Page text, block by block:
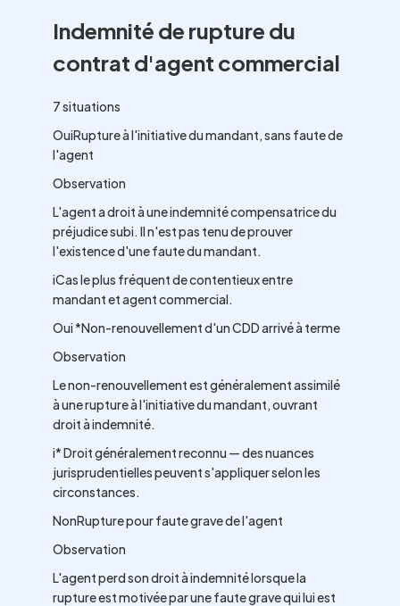
Indemnité de rupture du
contrat d'agent commercial
7 situations
OuiRupture à l'initiative du mandant, sans faute de
l'agent
Observation
L'agent a droit à une indemnité compensatrice du
préjudice subi. Il n'est pas tenu de prouver
l'existence d'une faute du mandant.
iCas le plus fréquent de contentieux entre
mandant et agent commercial.
Oui *Non-renouvellement d'un CDD arrivé à terme
Observation
Le non-renouvellement est généralement assimilé
à une rupture à l'initiative du mandant, ouvrant
droit à indemnité.
i* Droit généralement reconnu — des nuances
jurisprudentielles peuvent s'appliquer selon les
circonstances.
NonRupture pour faute grave de l'agent
Observation
L'agent perd son droit à indemnité lorsque la
rupture est motivée par une faute grave qui lui est